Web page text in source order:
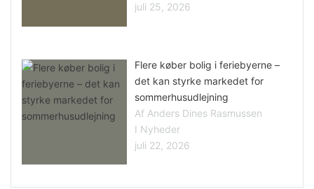
juli 25, 2026
Flere køber bolig i feriebyerne –
det kan styrke markedet for
sommerhusudlejning
Af Anders Dines Rasmussen
I Nyheder
juli 22, 2026